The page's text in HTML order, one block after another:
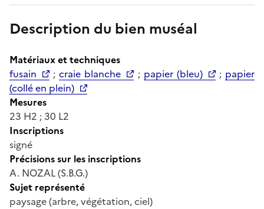
Description du bien muséal
Matériaux et techniques
fusain
;craie blanche ; papier (bleu) ; papier
(collé en plein)
Mesures
23 H2 ; 30 L2
Inscriptions
signé
Précisions sur les inscriptions
A. NOZAL (S.B.G.)
Sujet représenté
paysage (arbre, végétation, ciel)